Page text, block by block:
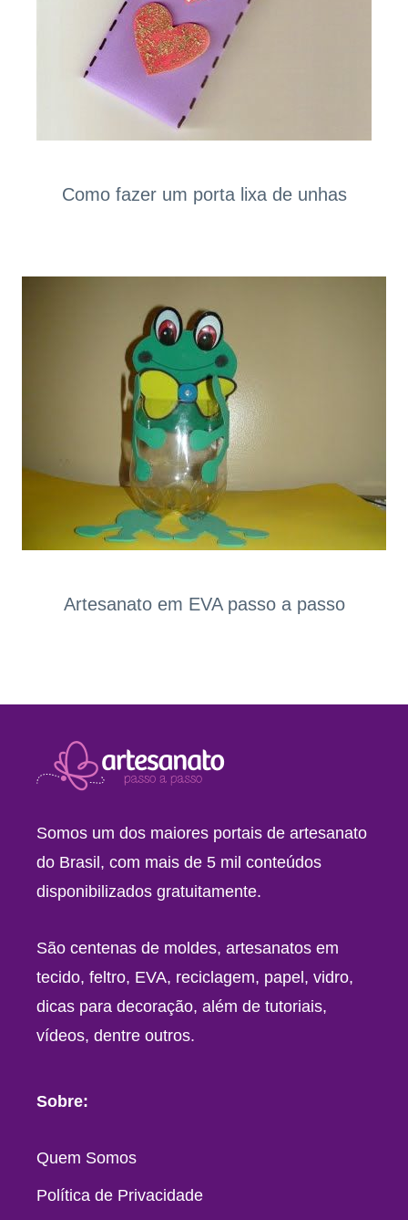
Como fazer um porta lixa de unhas
Artesanato em EVA passo a passo
Somos um dos maiores portais de artesanato
do Brasil, com mais de 5 mil conteúdos
disponibilizados gratuitamente.
São centenas de moldes, artesanatos em
tecido, feltro, EVA, reciclagem, papel, vidro,
dicas para decoração, além de tutoriais,
vídeos, dentre outros.
Sobre:
Quem Somos
Política de Privacidade